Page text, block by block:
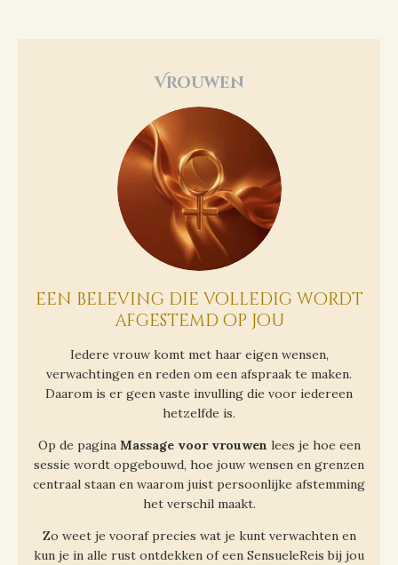
Vrouwen
een beleving die volledig wordt
afgestemd op jou
Iedere vrouw komt met haar eigen wensen,
verwachtingen en reden om een afspraak te maken.
Daarom is er geen vaste invulling die voor iedereen
hetzelfde is.
Op de pagina Massage voor vrouwen lees je hoe een
sessie wordt opgebouwd, hoe jouw wensen en grenzen
centraal staan en waarom juist persoonlijke afstemming
het verschil maakt.
Zo weet je vooraf precies wat je kunt verwachten en
kun je in alle rust ontdekken of een SensueleReis bij jou